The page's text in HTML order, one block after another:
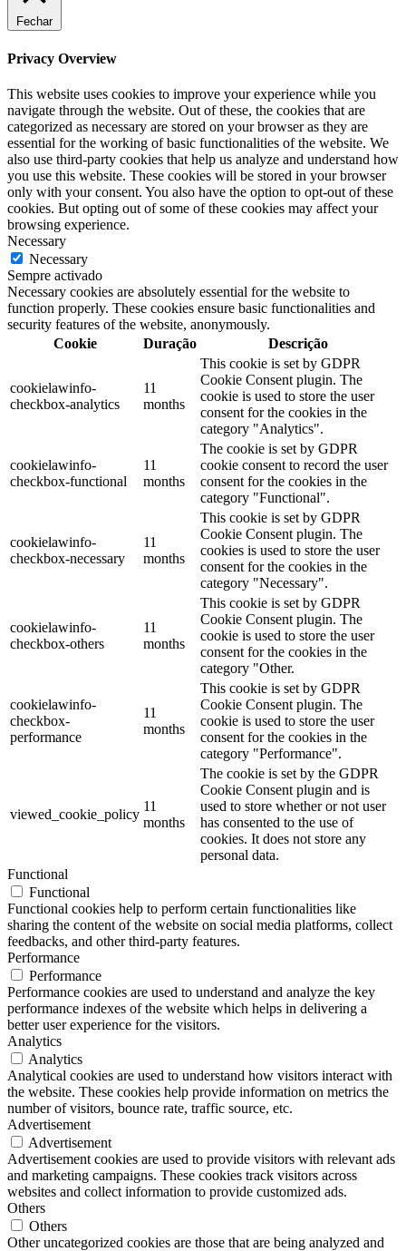
Fechar
Privacy Overview
This website uses cookies to improve your experience while you
navigate through the website. Out of these, the cookies that are
categorized as necessary are stored on your browser as they are
essential for the working of basic functionalities of the website. We
also use third-party cookies that help us analyze and understand how
you use this website. These cookies will be stored in your browser
only with your consent. You also have the option to opt-out of these
cookies. But opting out of some of these cookies may affect your
browsing experience.
Necessary
Necessary
Sempre activado
Necessary cookies are absolutely essential for the website to
function properly. These cookies ensure basic functionalities and
security features of the website, anonymously.
Cookie
Duração Descrição
cookielawinfo-
checkbox-analytics
11
months
This cookie is set by GDPR
Cookie Consent plugin. The
cookie is used to store the user
consent for the cookies in the
category "Analytics".
cookielawinfo-
checkbox-functional
11
months
The cookie is set by GDPR
cookie consent to record the user
consent for the cookies in the
category "Functional".
cookielawinfo-
checkbox-necessary
11
months
This cookie is set by GDPR
Cookie Consent plugin. The
cookies is used to store the user
consent for the cookies in the
category "Necessary".
cookielawinfo-
checkbox-others
11
months
This cookie is set by GDPR
Cookie Consent plugin. The
cookie is used to store the user
consent for the cookies in the
category "Other.
cookielawinfo-
checkbox-
performance
11
months
This cookie is set by GDPR
Cookie Consent plugin. The
cookie is used to store the user
consent for the cookies in the
category "Performance".
viewed_cookie_policy
11
months
The cookie is set by the GDPR
Cookie Consent plugin and is
used to store whether or not user
has consented to the use of
cookies. It does not store any
personal data.
Functional
Functional
Functional cookies help to perform certain functionalities like
sharing the content of the website on social media platforms, collect
feedbacks, and other third-party features.
Performance
Performance
Performance cookies are used to understand and analyze the key
performance indexes of the website which helps in delivering a
better user experience for the visitors.
Analytics
Analytics
Analytical cookies are used to understand how visitors interact with
the website. These cookies help provide information on metrics the
number of visitors, bounce rate, traffic source, etc.
Advertisement
Advertisement
Advertisement cookies are used to provide visitors with relevant ads
and marketing campaigns. These cookies track visitors across
websites and collect information to provide customized ads.
Others
Others
Other uncategorized cookies are those that are being analyzed and